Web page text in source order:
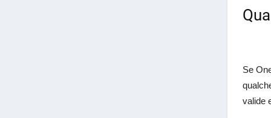
Se
valide